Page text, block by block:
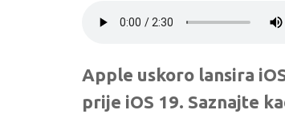
Apple uskoro lansira
prije iOS 19. Saznajte